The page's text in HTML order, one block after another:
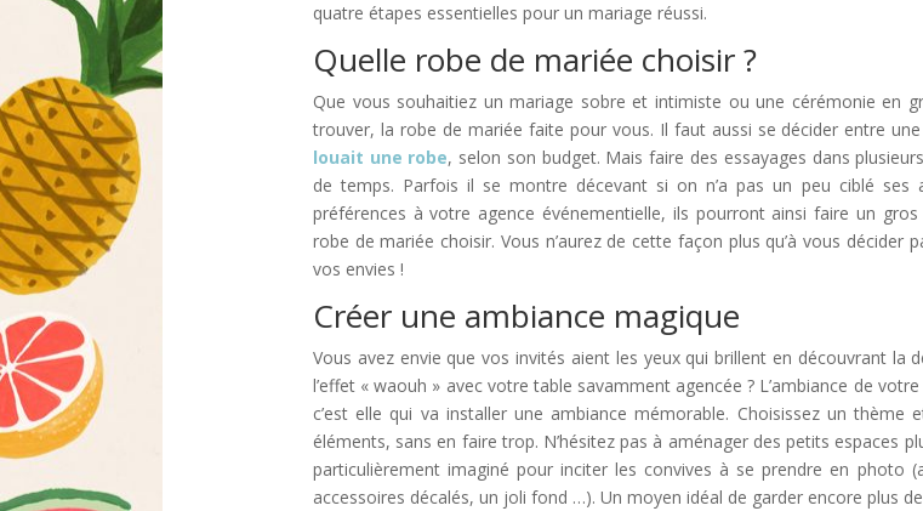
quatre étapes essentielles pour un mariage réussi.
Quelle robe de mariée choisir ?
Que vous souhaitiez un mariage sobre et intimiste ou une cérémonie en
trouver, la robe de mariée faite pour vous. Il faut aussi se décider entre
louait une robe, selon son budget. Mais faire des essayages dans
de temps. Parfois il se montre décevant si on n’a pas un peu ciblé ses
préférences à votre agence événementielle, ils pourront ainsi faire un
robe de mariée choisir. Vous n’aurez de cette façon plus qu’à vous
vos envies !
Créer une ambiance magique
Vous avez envie que vos invités aient les yeux qui brillent en découvrant la
l’effet « waouh » avec votre table savamment agencée ? L’ambiance de
c’est elle qui va installer une ambiance mémorable. Choisissez un
éléments, sans en faire trop. N’hésitez pas à aménager des petits espaces
particulièrement imaginé pour inciter les convives à se prendre en photo
accessoires décalés, un joli fond …). Un moyen idéal de garder encore plus